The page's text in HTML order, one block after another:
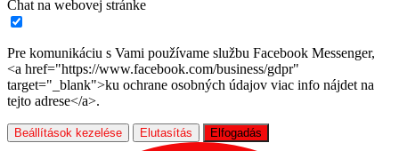
Chat na webovej stránke
Pre komunikáciu s Vami používame službu Facebook Messenger,
<a href="https://www.facebook.com/business/gdpr"
target="_blank">ku ochrane osobných údajov viac info nájdet na
tejto adrese</a>.
Beállítások kezelése Elutasítás Elfogadás